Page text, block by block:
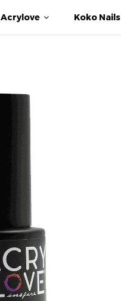
Acrylove Koko Nails